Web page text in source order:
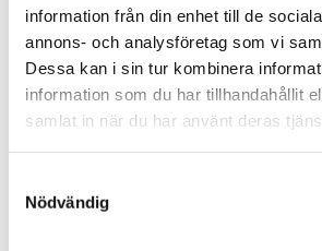
information från din enhet till de
annons- och analysföretag som vi
Dessa kan i sin tur kombinera
information som du har tillhandahållit
samlat in när du har använt deras
Nödvändig
Akademisk titel
Professor
Control & Dynamical Systems and